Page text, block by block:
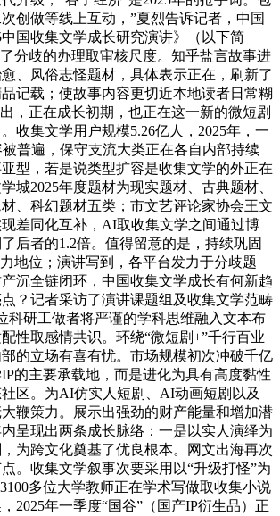
创做等线上互动，”夏烈告诉记者，中国
国收集文学成长研究演讲》（以下简
分歧的办理取审核尺度。知乎盐言故事进
、风俗志怪题材，具体表示正在，刷新了
记载；使故事内容更切近本地读者日常糊
，正在成长初期，也正在这一新的微短剧
收集文学用户规模5.26亿人，2025年，一
普遍，保守支流大类正在各自内部持续
型，若是说类型扩容是收集文学的外正在
城2025年度题材为现实题材、古典题材、
、科幻题材五类；市文艺评论家协会王文
差同化互补，AI取收集文学之间通过博
后者的1.2倍。值得留意的是，持续巩固
地位；演讲写到，各平台发力于分歧题
沉全链闭环，中国收集文学成长有何新趋
？记者采访了演讲课题组及收集文学范畴
科研工做者将严谨的学科思维融入文本布
性取感情共识。环绕“微短剧+”千行百业
的立场有喜有忧。市场规模初次冲破千亿
的主要承载地，而是进化为具有高度黏性
区。为AI仿实人短剧、AI动画短剧以及
鞭策力。展示出强劲的财产能量和增加潜
呈现出两条成长脉络：一是以实人演绎为
为跨文化奠基了优良根本。网文出海再次
。收集文学叙事次要采用以“升级打怪”为
多位大学教师正在学术写做取收集小说
2025年一季度“国谷”（国产IP衍生品）正